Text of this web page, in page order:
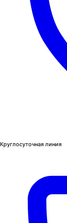
Круглосуточная линия